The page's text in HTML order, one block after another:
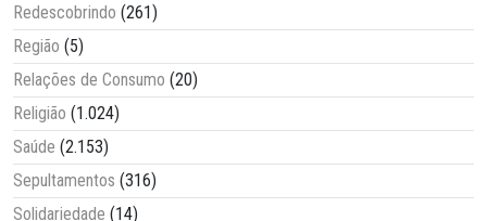
Redescobrindo (261)
Região (5)
Relações de Consumo (20)
Religião (1.024)
Saúde (2.153)
Sepultamentos (316)
Solidariedade (14)